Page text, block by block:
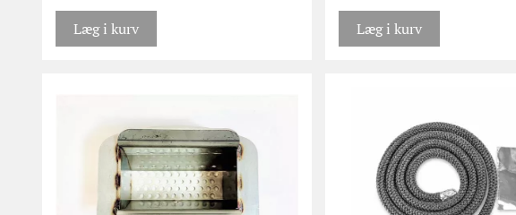
Læg i kurv Læg i kurv